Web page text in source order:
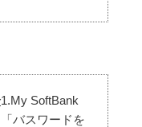
1.My SoftBank
バスワードを